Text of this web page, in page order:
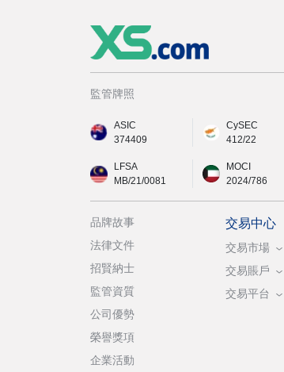
監管牌照
ASIC
374409
CySEC
412/22
LFSA
MB/21/0081
MOCI
2024/786
品牌故事
法律文件
招賢納士
監管資質
公司優勢
榮譽獎項
企業活動
交易中心
交易市場
交易賬戶
交易平台